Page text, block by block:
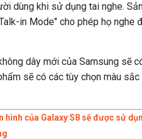
dùng khi sử dụng tai nghe.
in Mode" cho phép họ nghe
dây mới của Samsung sẽ
sẽ có các tùy chọn màu
hình của Galaxy S8 sẽ được sử